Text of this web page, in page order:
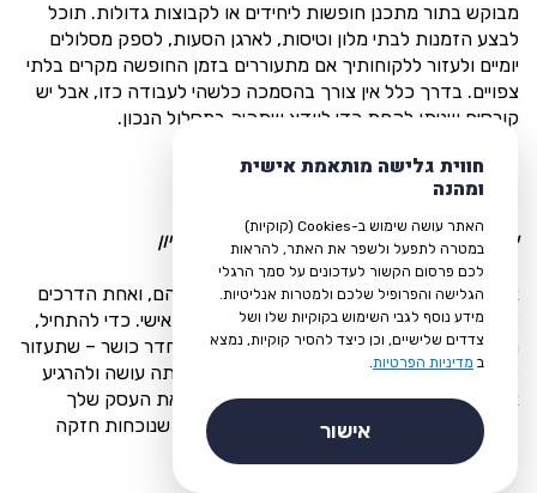
מבוקש בתור מתכנן חופשות ליחידים או לקבוצות גדולות. תוכל
לבצע הזמנות לבתי מלון וטיסות, לארגן הסעות, לספק מסלולים
יומיים ולעזור ללקוחותיך אם מתעוררים בזמן החופשה מקרים בלתי
צפויים. בדרך כלל אין צורך בהסמכה כלשהי לעבודה כזו, אבל יש
קורסים שניתן לקחת כדי לוודא שתהיה במסלול הנכון.
30. אימוני כושר אישיים
ייתכן שיהיה צורך בניסיון, הכשרה או ברישיון
אנשים רבים רוצים לשפר את הכושר הכללי שלהם, ואחת הדרכים
להשיג את המטרה הזאת היא לעבוד עם מאמן אישי. כדי להתחיל,
תצטרך לקבל הסמכה – במיוחד אם תעבוד בחדר כושר – שתעזור
ללקוחות שלך לסמוך על כך שאתה יודע מה אתה עושה ולהרגיע
אותם שבעזרתך הם לא ייפצעו. תוכל לפרסם את העסק שלך
בחדרי כושר ובמקומות ציבוריים אחרים. וכמובן שנוכחות חזקה
באינטרנט וברשתות החברתיות תמיד מועילה.
חווית גלישה מותאמת אישית
ומהנה
האתר עושה שימוש ב-Cookies (קוקיות)
במטרה לתפעל ולשפר את האתר, להראות
לכם פרסום הקשור לעדכונים על סמך הרגלי
הגלישה והפרופיל שלכם ולמטרות אנליטיות.
מידע נוסף לגבי השימוש בקוקיות שלו ושל
צדדים שלישיים, וכן כיצד להסיר קוקיות, נמצא
ב מדיניות הפרטיות.
אישור